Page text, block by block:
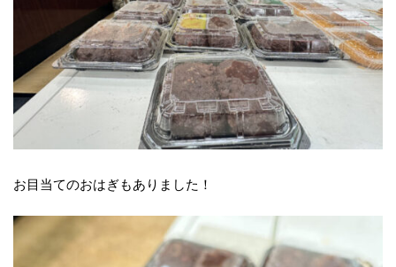
お目当てのおはぎもありました！